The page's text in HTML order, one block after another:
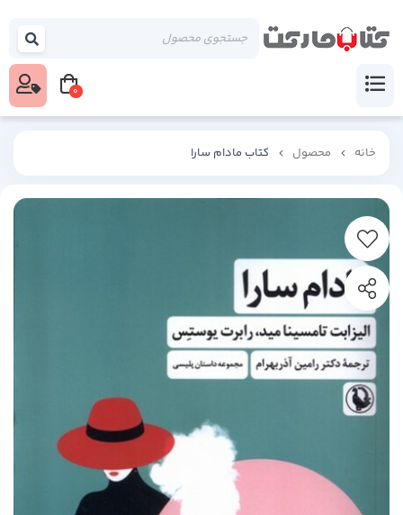
خانه محصول کتاب مادام سارا
0 اپلیکیشن کتاب مارکت را نصب کنید
1 دکمه را در نوار مرورگر بزنید.
3 اپلیکیشن